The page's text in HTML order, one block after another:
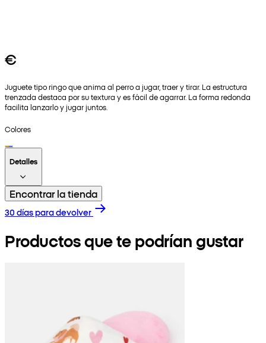
€
Juguete tipo ringo que anima al perro a jugar, traer y tirar. La estructura
trenzada destaca por su textura y es fácil de agarrar. La forma redonda
facilita lanzarlo y jugar juntos.
Colores
Detalles
Encontrar la tienda
30 días para devolver
Productos que te podrían gustar